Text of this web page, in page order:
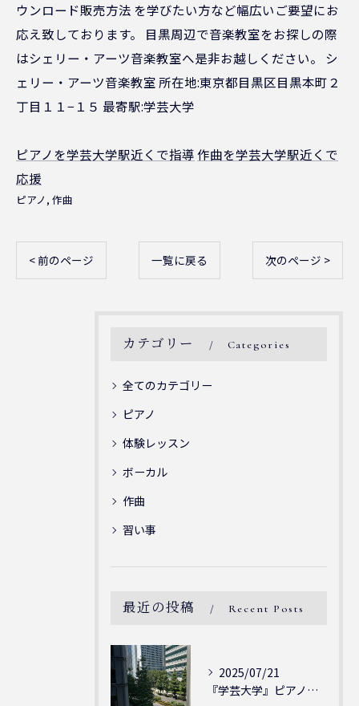
ウンロード販売方法 を学びたい方など幅広いご要望にお
応え致しております。 目黒周辺で音楽教室をお探しの際
はシェリー・アーツ音楽教室へ是非お越しください。 シ
ェリー・アーツ音楽教室 所在地:東京都目黒区目黒本町２
丁目１１−１５ 最寄駅:学芸大学
ピアノを学芸大学駅近くで指導作曲を学芸大学駅近くで
応援
ピアノ 作曲
< 前のページ 一覧に戻る 次のページ >
カテゴリー Categories
全てのカテゴリー
ピアノ
体験レッスン
ボーカル
作曲
習い事
最近の投稿 Recent Posts
2025/07/21
『学芸大学』ピアノを弾ける喜び - シェリー・アーツ音楽教室...